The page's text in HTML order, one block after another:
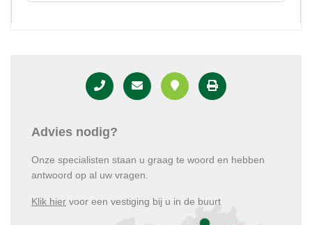
Advies nodig?
Onze specialisten staan u graag te woord en hebben
antwoord op al uw vragen.
Klik hier voor een vestiging bij u in de buurt